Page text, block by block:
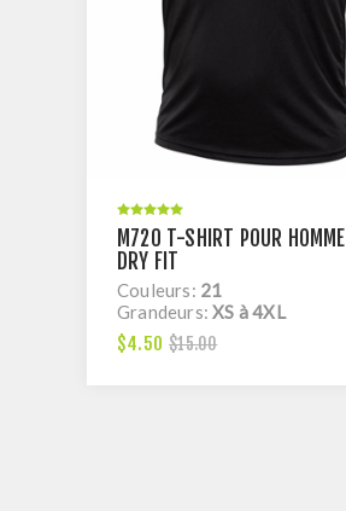
M720 T-SHIRT POUR HOMME
DRY FIT
Couleurs: 21
Grandeurs:XS à 4XL
$4.50 $15.00